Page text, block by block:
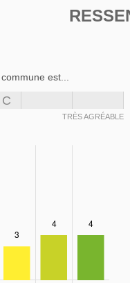
est...
C
TRÈS AGRÉABLE